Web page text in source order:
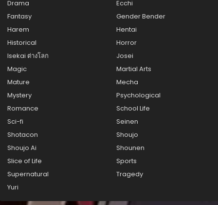
Drama
Ecchi
Fantasy
Gender Bender
Harem
Hentai
Historical
Horror
Isekai ต่างโลก
Josei
Magic
Martial Arts
Mature
Mecha
Mystery
Psychological
Romance
School Life
Sci-fi
Seinen
Shotacon
Shoujo
Shoujo Ai
Shounen
Slice of Life
Sports
Supernatural
Tragedy
Yuri